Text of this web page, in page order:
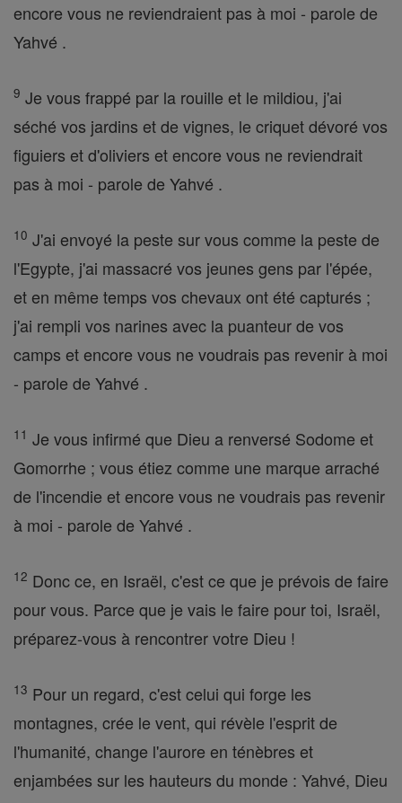
encore vous ne reviendraient pas à moi - parole de
Yahvé .
9 Je vous frappé par la rouille et le mildiou, j'ai
séché vos jardins et de vignes, le criquet dévoré vos
figuiers et d'oliviers et encore vous ne reviendrait
pas à moi - parole de Yahvé .
10 J'ai envoyé la peste sur vous comme la peste de
l'Egypte, j'ai massacré vos jeunes gens par l'épée,
et en même temps vos chevaux ont été capturés ;
j'ai rempli vos narines avec la puanteur de vos
camps et encore vous ne voudrais pas revenir à moi
- parole de Yahvé .
11 Je vous infirmé que Dieu a renversé Sodome et
Gomorrhe ; vous étiez comme une marque arraché
de l'incendie et encore vous ne voudrais pas revenir
à moi - parole de Yahvé .
12 Donc ce, en Israël, c'est ce que je prévois de faire
pour vous. Parce que je vais le faire pour toi, Israël,
préparez-vous à rencontrer votre Dieu !
13 Pour un regard, c'est celui qui forge les
montagnes, crée le vent, qui révèle l'esprit de
l'humanité, change l'aurore en ténèbres et
enjambées sur les hauteurs du monde : Yahvé, Dieu